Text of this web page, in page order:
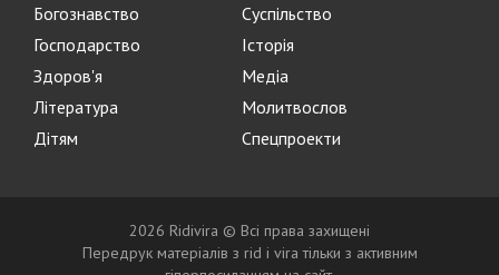
Богознавство
Суспільство
Господарство
Історія
Здоров'я
Медіа
Література
Молитвослов
Дітям
Спецпроекти
2026 Ridivira © Всі права захищені
Передрук матеріалів з rid i vira тільки з активним